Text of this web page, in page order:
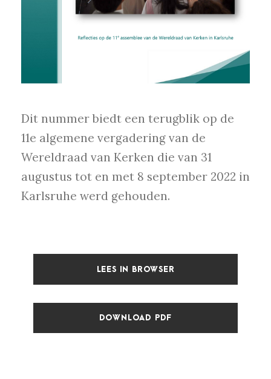
Dit nummer biedt een terugblik op de
11e algemene vergadering van de
Wereldraad van Kerken die van 31
augustus tot en met 8 september 2022 in
Karlsruhe werd gehouden.
LEES IN BROWSER
DOWNLOAD PDF